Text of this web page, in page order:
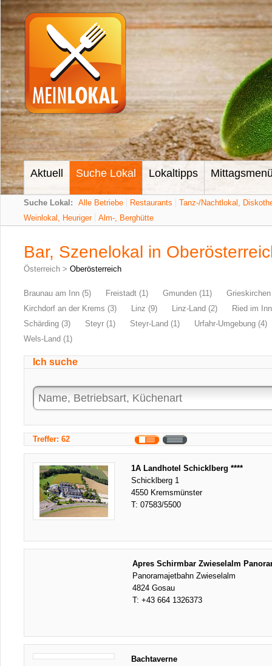
Aktuell Suche Lokal Lokaltipps
Suche Lokal: Alle Betriebe Restaurants
Tanz-/Nachtlokal,
Weinlokal, Heuriger
Alm-, Berghütte
Bar, Szenelokal in
Österreich > Oberösterreich
Braunau am Inn (5) Freistadt (1) Gmunden (11)
Kirchdorf an der Krems (3)
Linz (9) Linz-Land (2)
Ried im
Schärding (3)
Steyr (1) Steyr-Land (1)
Urfahr-Umgebung (4)
Wels-Land (1)
Ich suche
Treffer: 62
1A Landhotel Schicklberg ****
Schicklberg 1
4550 Kremsmünster
T: 07583/5500
Apres Schirmbar Zwieselalm
Panoramajetbahn Zwieselalm
4824 Gosau
T: +43 664 1326373
Bachtaverne